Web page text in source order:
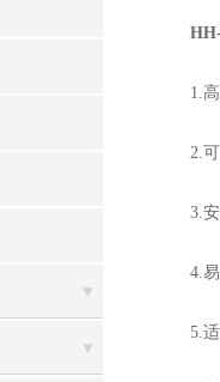
HH-
1.高精
2.可靠
3.安全
4.易操
5.适用